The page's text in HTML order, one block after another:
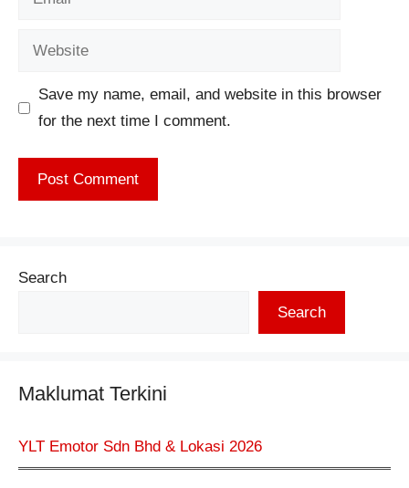
Website
Save my name, email, and website in this browser
for the next time I comment.
Search
Search
Maklumat Terkini
YLT Emotor Sdn Bhd & Lokasi 2026